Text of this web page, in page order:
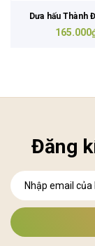
Dưa hấu Thành
Đăng